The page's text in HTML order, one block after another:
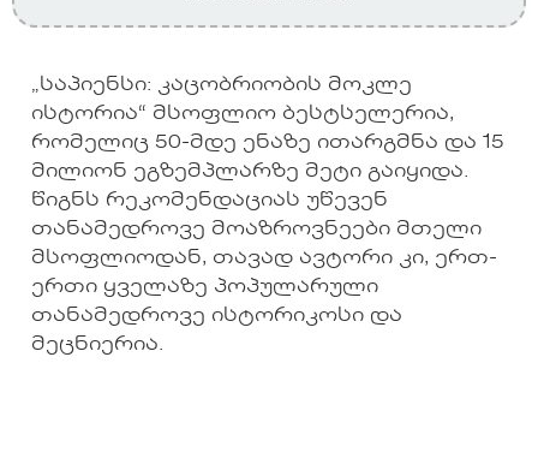
„საპიენსი: კაცობრიობის მოკლე
ისტორია“ მსოფლიო ბესტსელერია,
რომელიც 50-მდე ენაზე ითარგმნა და 15
მილიონ ეგზემპლარზე მეტი გაიყიდა.
წიგნს რეკომენდაციას უწევენ
თანამედროვე მოაზროვნეები მთელი
მსოფლიოდან, თავად ავტორი კი, ერთ-
ერთი ყველაზე პოპულარული
თანამედროვე ისტორიკოსი და
მეცნიერია.